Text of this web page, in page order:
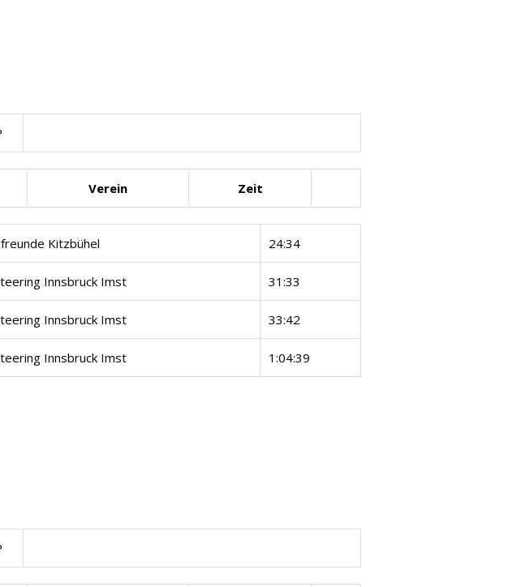
Verein Zeit
Kitzbühel 24:34
Innsbruck Imst 31:33
Innsbruck Imst 33:42
Innsbruck Imst 1:04:39